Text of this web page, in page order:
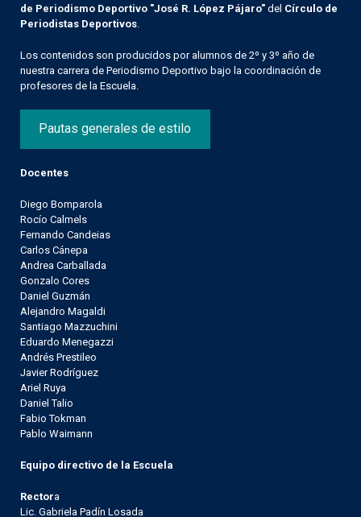
de Periodismo Deportivo "José R. López Pájaro" del Círculo de
Periodistas Deportivos
Los contenidos son producidos por alumnos de 2º y 3º año de
nuestra carrera de Periodismo Deportivo bajo la coordinación de
profesores de la Escuela.
Pautas generales de estilo
Docentes
Diego Bomparola
Rocío Calmels
Fernando Candeias
Carlos Cánepa
Andrea Carballada
Gonzalo Cores
Daniel Guzmán
Alejandro Magaldi
Santiago Mazzuchini
Eduardo Menegazzi
Andrés Prestileo
Javier Rodríguez
Ariel Ruya
Daniel Talio
Fabio Tokman
Pablo Waimann
Equipo directivo de la Escuela
Rectora
Lic. Gabriela Padín Losada